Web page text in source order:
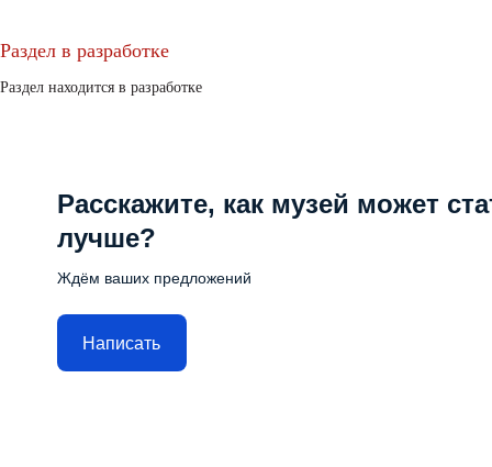
Раздел в разработке
Раздел находится в разработке
Расскажите, как музей может
лучше?
Ждём ваших предложений
Написать